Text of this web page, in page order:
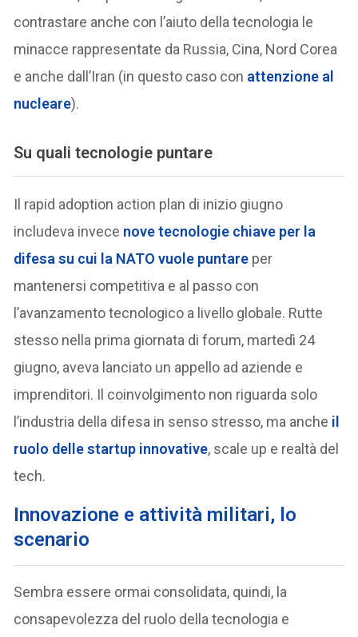
contrastare anche con l’aiuto della tecnologia le
minacce rappresentate da Russia, Cina, Nord Corea
e anche dall’Iran (in questo caso con attenzione al
nucleare).
Su quali tecnologie puntare
Il rapid adoption action plan di inizio giugno
includeva invece nove tecnologie chiave per la
difesa su cui la NATO vuole puntare per
mantenersi competitiva e al passo con
l’avanzamento tecnologico a livello globale. Rutte
stesso nella prima giornata di forum, martedì 24
giugno, aveva lanciato un appello ad aziende e
imprenditori. Il coinvolgimento non riguarda solo
l’industria della difesa in senso stresso, ma anche il
ruolo delle startup innovative, scale up e realtà del
tech.
Innovazione e attività militari, lo
scenario
Sembra essere ormai consolidata, quindi, la
consapevolezza del ruolo della tecnologia e